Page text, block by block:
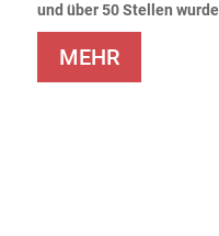
und über 50 Stellen
MEHR